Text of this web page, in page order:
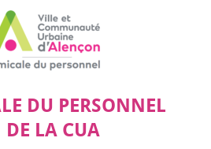
DU PERSONNEL
DE LA CUA